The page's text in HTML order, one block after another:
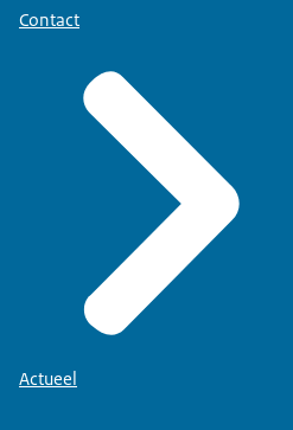
Contact
Actueel